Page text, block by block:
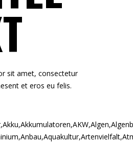
sit amet, consectetur
et eros eu felis.
,Akku,Akkumulatoren,AKW,Algen,
,Anbau,Aquakultur,Artenvielfalt,